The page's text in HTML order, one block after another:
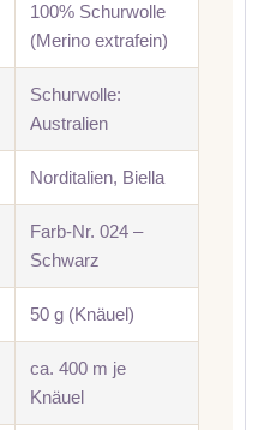
100% Schurwolle
(Merino extrafein)
Schurwolle:
Australien
Norditalien, Biella
Farb-Nr. 024 –
Schwarz
50 g (Knäuel)
ca. 400 m je
Knäuel